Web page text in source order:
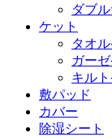
ダブ
ケット
タオ
ガー
キル
敷パッド
カバー
除湿シート